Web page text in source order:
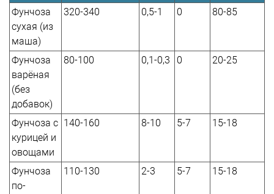
Фунчоза
сухая (из
маша)
320-340 0,5-1 0 80-85
Фунчоза
варёная
(без
добавок)
80-100 0,1-0,3 0 20-25
Фунчоза с
курицей и
овощами
140-160 8-10 5-7 15-18
Фунчоза
по-
110-130 2-3 5-7 15-18